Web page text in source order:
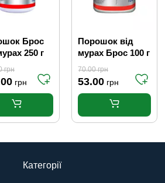
Брос
250 г
грн
грн
Порошок від
мурах Брос 100 г
70.00грн
53.00 грн
Категорії